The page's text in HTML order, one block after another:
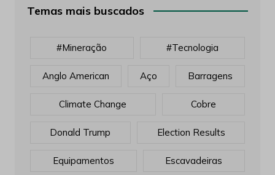
Temas mais buscados
#mineração #tecnologia
Anglo American Aço Barragens
Climate Change Cobre
Donald Trump Election Results
Equipamentos Escavadeiras